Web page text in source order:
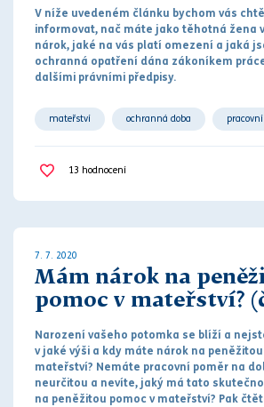
V níže uvedeném článku bychom vás
informovat, nač máte jako těhotná žena
nárok, jaké na vás platí omezení a jaká
ochranná opatření dána zákoníkem
dalšími právními předpisy.
mateřství ochranná doba
sociální dávka
těhotenství
13 hodnocení
7. 7. 2020
Mám nárok na
pomoc v mateřství?
Narození vašeho potomka se blíží a
v jaké výši a kdy máte nárok na
mateřství? Nemáte pracovní poměr na
neurčitou a nevíte, jaký má tato
na peněžitou pomoc v mateřství? Pak